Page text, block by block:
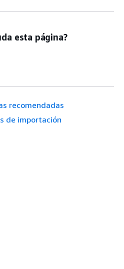
esta página?
recomendadas
de importación